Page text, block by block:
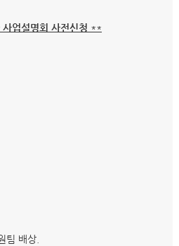
업설명회 사전신청 **
팀 배상.